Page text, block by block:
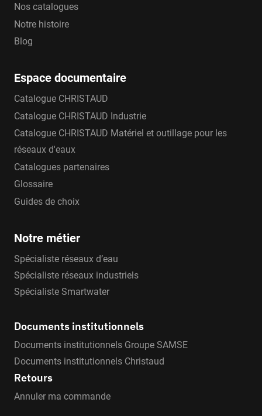
Nos catalogues
Notre histoire
Blog
Espace documentaire
Catalogue CHRISTAUD
Catalogue CHRISTAUD Industrie
Catalogue CHRISTAUD Matériel et outillage pour les
réseaux d'eaux
Catalogues partenaires
Glossaire
Guides de choix
Notre métier
Spécialiste réseaux d’eau
Spécialiste réseaux industriels
Spécialiste Smartwater
Documents institutionnels
Documents institutionnels Groupe SAMSE
Documents institutionnels Christaud
Retours
Annuler ma commande